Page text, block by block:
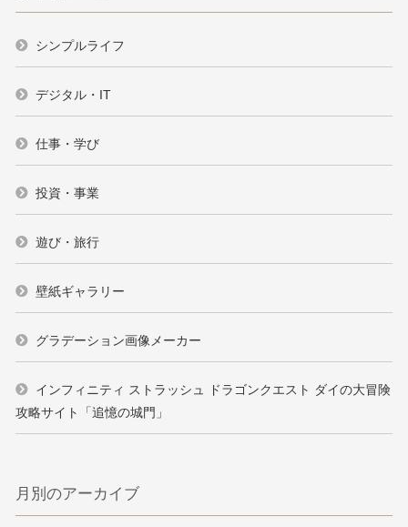
シンプルライフ
デジタル・IT
仕事・学び
投資・事業
遊び・旅行
壁紙ギャラリー
グラデーション画像メーカー
インフィニティ ストラッシュ ドラゴンクエスト ダイの大冒険
攻略サイト「追憶の城門」
月別のアーカイブ